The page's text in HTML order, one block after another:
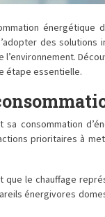
énergétique
des
étape essentielle.
sa consommation
prioritaires à
que le chauffage
énergivores